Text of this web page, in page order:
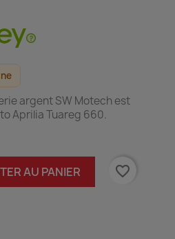
argent SW Motech est
Aprilia Tuareg 660.
AU PANIER
favorite_border